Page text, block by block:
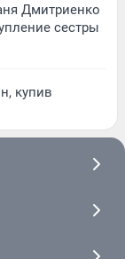
Дмитриенко
сестры
купив